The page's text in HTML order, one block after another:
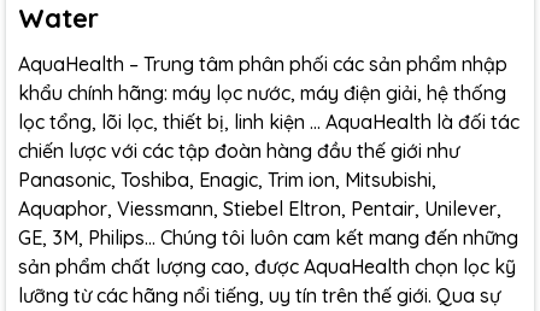
Water
AquaHealth – Trung tâm phân phối các sản phẩm nhập
khẩu chính hãng: máy lọc nước, máy điện giải, hệ thống
lọc tổng, lõi lọc, thiết bị, linh kiện … AquaHealth là đối tác
chiến lược với các tập đoàn hàng đầu thế giới như
Panasonic, Toshiba, Enagic, Trim ion, Mitsubishi,
Aquaphor, Viessmann, Stiebel Eltron, Pentair, Unilever,
GE, 3M, Philips... Chúng tôi luôn cam kết mang đến những
sản phẩm chất lượng cao, được AquaHealth chọn lọc kỹ
lưỡng từ các hãng nổi tiếng, uy tín trên thế giới. Qua sự